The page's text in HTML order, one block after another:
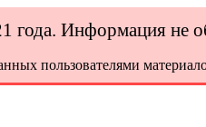
года. Информация не
пользователями